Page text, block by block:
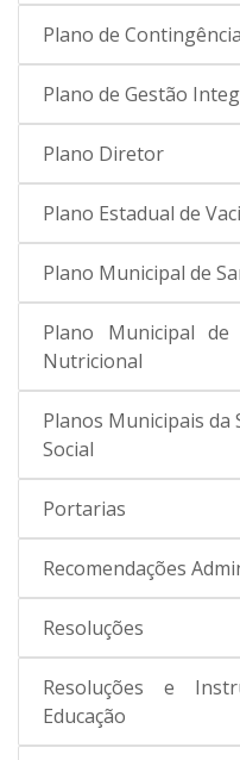
Plano de
Plano de Gestão
Plano Diretor
Plano Estadual de
Plano Municipal de
Plano Municipal
Nutricional
Planos Municipais da
Social
Portarias
Recomendações
Resoluções
Resoluções e
Educação